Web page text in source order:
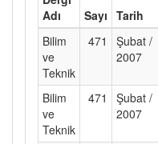
Adı
Sayı Tarih
Bilim
ve
Teknik
471
Şubat /
2007
Bilim
ve
Teknik
471
Şubat /
2007